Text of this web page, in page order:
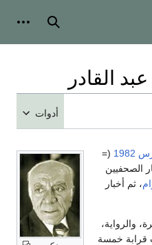
بحث
القادر
أدوات
1982
(=
الصحفيين
، ثم أخبار
والرواية،
قرابة خمسة